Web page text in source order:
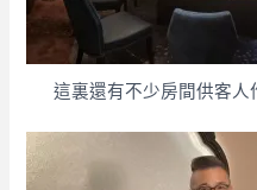
這裏還有不少房間供客人